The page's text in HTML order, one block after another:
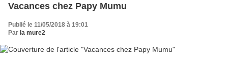
Vacances chez Papy Mumu
Publié le 11/05/2018 à 19:01
Par la mure2